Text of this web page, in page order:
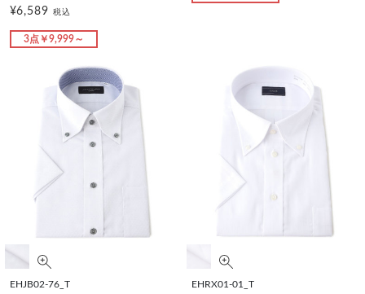
¥6,589税込
3点￥9,999～
EHJB02-76_T
EHRX01-01_T